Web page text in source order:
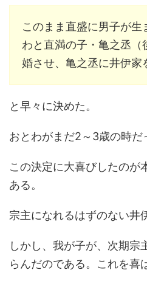
このまま直盛に男子が生
わと直満の子・亀之丞（
婚させ、亀之丞に井伊
と早々に決めた。
おとわがまだ2～3歳の時だ
この決定に大喜びしたのが
ある。
宗主になれるはずのない井
しかし、我が子が、 次期宗
らんだのである。これを喜